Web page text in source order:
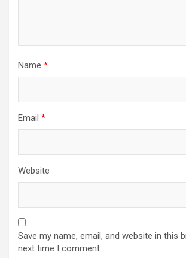
Name *
Email *
Website
Save my name, email, and website in this
next time I comment.